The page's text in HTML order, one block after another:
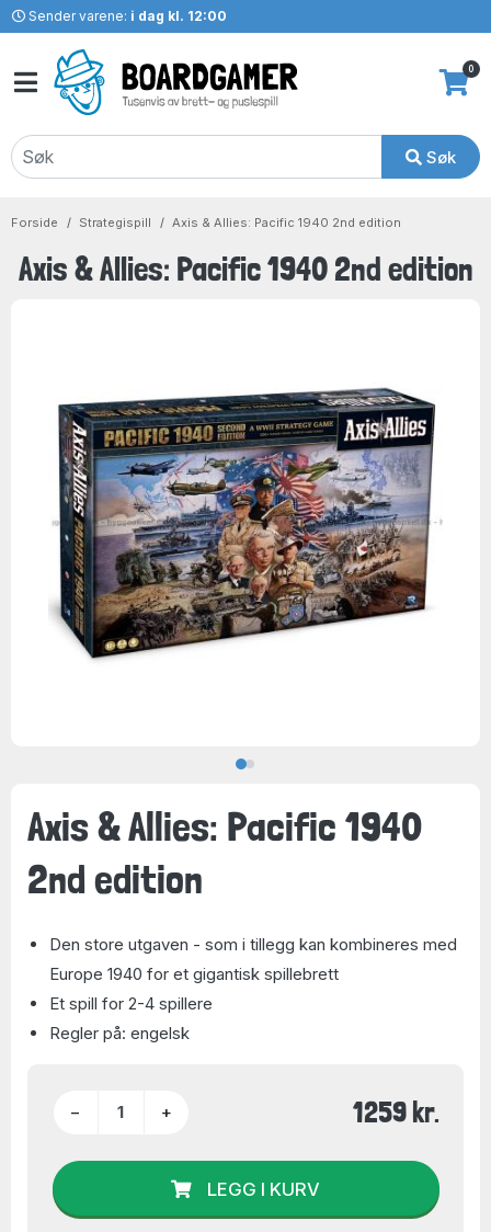
Sender varene: i dag kl. 12:00
Søk
0
Forside Strategispill Axis & Allies: Pacific 1940 2nd edition
Axis & Allies: Pacific 1940 2nd edition
Axis & Allies: Pacific 1940
2nd edition
Den store utgaven - som i tillegg kan kombineres med
Europe 1940 for et gigantisk spillebrett
Et spill for 2-4 spillere
Regler på: engelsk
− + 1259 kr.
LEGG I KURV